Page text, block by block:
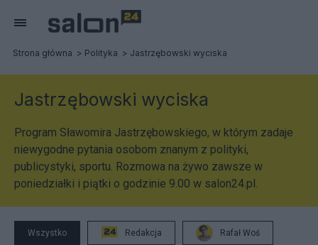
Strona główna Polityka Jastrzębowski wyciska
Jastrzębowski wyciska
Program Sławomira Jastrzębowskiego, w którym zadaje
niewygodne pytania osobom znanym z polityki,
publicystyki, sportu. Rozmowa na żywo zawsze w
poniedziałki i piątki o godzinie 9.00 w salon24.pl.
Wszystko Redakcja Rafał Woś